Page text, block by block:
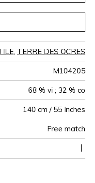
ILE, TERRE DES OCRES
M104205
68 % vi ; 32 % co
140 cm / 55 Inches
Free match
100000
: superior or equal to
and superior or
30000
Non-railroaded
700
Italy